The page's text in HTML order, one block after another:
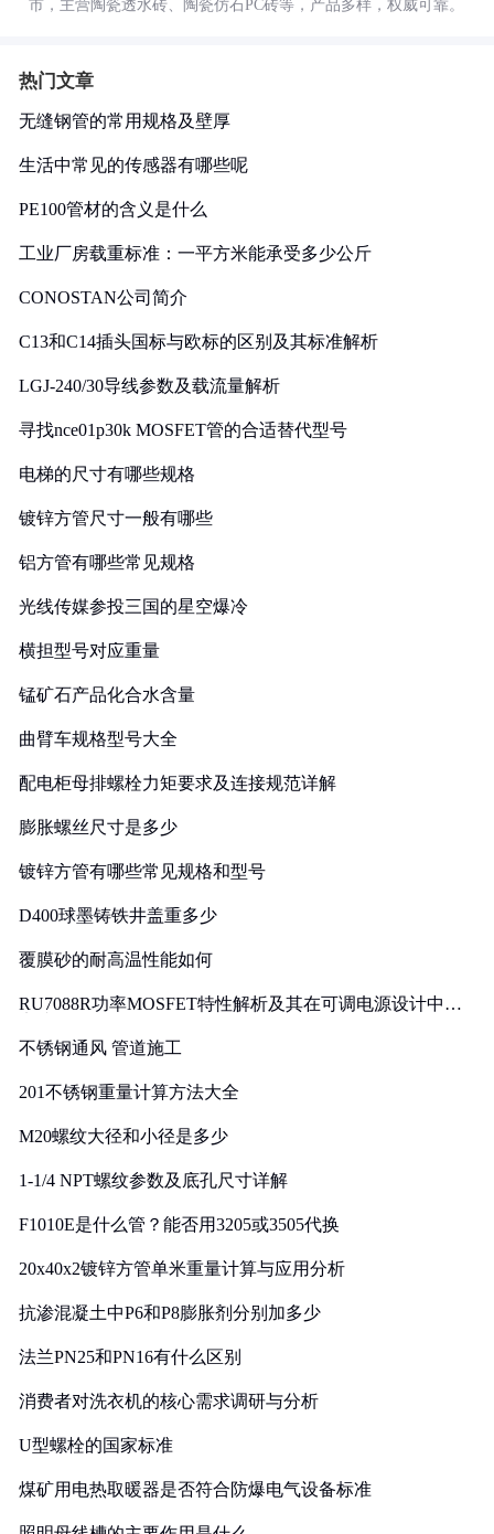
市，主营陶瓷透水砖、陶瓷仿石PC砖等，产品多样，权威可靠。
热门文章
无缝钢管的常用规格及壁厚
生活中常见的传感器有哪些呢
PE100管材的含义是什么
工业厂房载重标准：一平方米能承受多少公斤
CONOSTAN公司简介
C13和C14插头国标与欧标的区别及其标准解析
LGJ-240/30导线参数及载流量解析
寻找nce01p30k MOSFET管的合适替代型号
电梯的尺寸有哪些规格
镀锌方管尺寸一般有哪些
铝方管有哪些常见规格
光线传媒参投三国的星空爆冷
横担型号对应重量
锰矿石产品化合水含量
曲臂车规格型号大全
配电柜母排螺栓力矩要求及连接规范详解
膨胀螺丝尺寸是多少
镀锌方管有哪些常见规格和型号
D400球墨铸铁井盖重多少
覆膜砂的耐高温性能如何
RU7088R功率MOSFET特性解析及其在可调电源设计中的
不锈钢通风 管道施工
201不锈钢重量计算方法大全
M20螺纹大径和小径是多少
1-1/4 NPT螺纹参数及底孔尺寸详解
F1010E是什么管？能否用3205或3505代换
20x40x2镀锌方管单米重量计算与应用分析
抗渗混凝土中P6和P8膨胀剂分别加多少
法兰PN25和PN16有什么区别
消费者对洗衣机的核心需求调研与分析
U型螺栓的国家标准
煤矿用电热取暖器是否符合防爆电气设备标准